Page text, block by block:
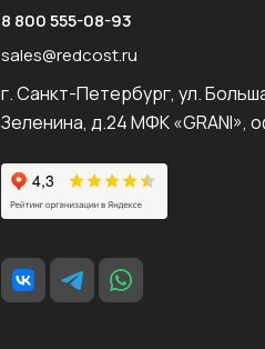
8 800 555-08-93
sales@redcost.ru
г. Санкт-Петербург, ул.
Зеленина, д.24 МФК «GRANI»,